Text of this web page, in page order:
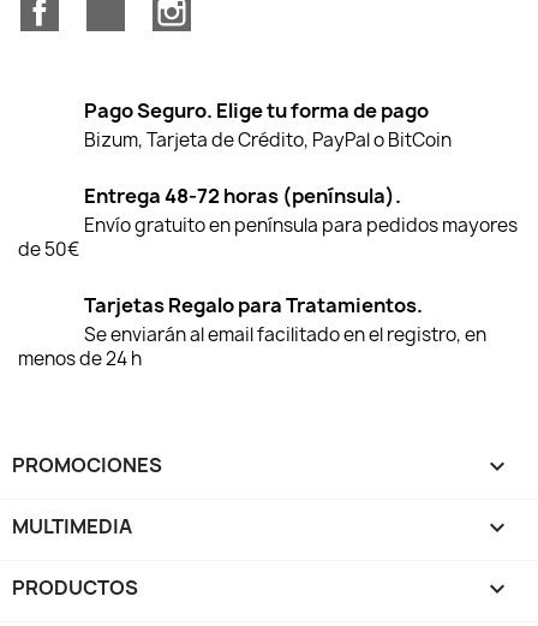
Pago Seguro. Elige tu forma de pago
Bizum, Tarjeta de Crédito, PayPal o BitCoin
Entrega 48-72 horas (península).
Envío gratuito en península para pedidos mayores
de 50€
Tarjetas Regalo para Tratamientos.
Se enviarán al email facilitado en el registro, en
menos de 24 h
PROMOCIONES 
MULTIMEDIA 
PRODUCTOS 